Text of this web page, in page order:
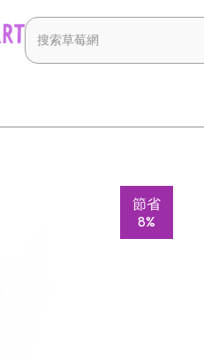
節省
8%